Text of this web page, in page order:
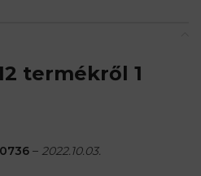
termékről 1
– 2022.10.03.